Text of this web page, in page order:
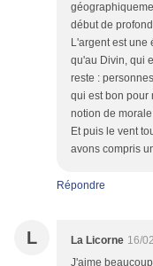
début de
L'argent est une
qu'au Divin, qui
reste :
qui est bon pour
notion de
Et puis le vent
avons compris
Répondre
L La Licorne 16/
J'aime